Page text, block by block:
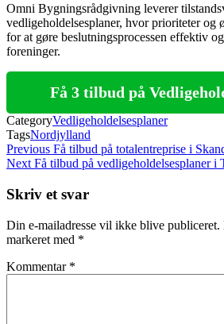
Omni Bygningsrådgivning leverer
vedligeholdelsesplaner, hvor prioriteter og
for at gøre beslutningsprocessen effektiv
foreninger.
Få 3 tilbud på
CategoryVedligeholdelsesplaner
TagsNordjylland
Indlægsnavigation
Previous
Post
Previous Få tilbud på totalentreprise i
Next
Next Få tilbud på vedligeholdelsesplaner i
Skriv et svar
Din e-mailadresse vil ikke blive publiceret.
markeret med *
Kommentar *